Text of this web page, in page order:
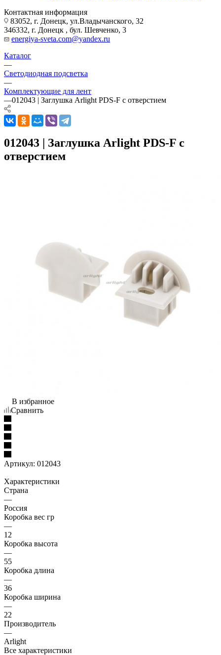
Контактная информация
83052, г. Донецк, ул.Владычанского, 32
346332, г. Донецк , бул. Шевченко, 3
energiya-sveta.com@yandex.ru
Каталог
—
Светодиодная подсветка
—
Комплектующие для лент
—012043 | Заглушка Arlight PDS-F с отверстием
012043 | Заглушка Arlight PDS-F с
отверстием
В избранное
Сравнить
Артикул: 012043
Характеристики
Страна
—
Россия
Коробка вес гр
—
12
Коробка высота
—
55
Коробка длина
—
36
Коробка ширина
—
22
Производитель
—
Arlight
Все характеристики